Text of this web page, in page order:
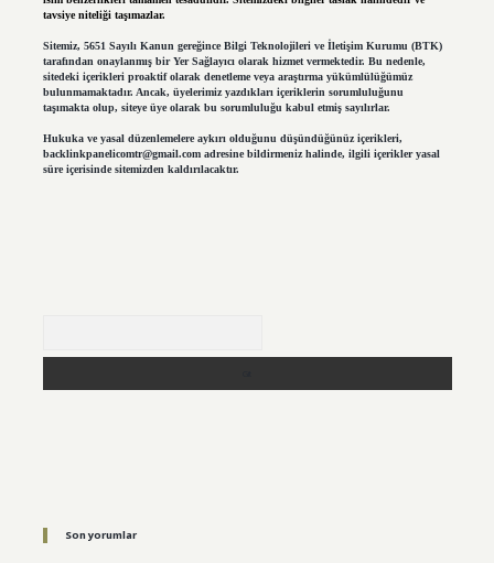
tavsiye niteliği taşımazlar.
Sitemiz, 5651 Sayılı Kanun gereğince Bilgi Teknolojileri ve İletişim Kurumu (BTK)
tarafından onaylanmış bir Yer Sağlayıcı olarak hizmet vermektedir. Bu nedenle,
sitedeki içerikleri proaktif olarak denetleme veya araştırma yükümlülüğümüz
bulunmamaktadır. Ancak, üyelerimiz yazdıkları içeriklerin sorumluluğunu
taşımakta olup, siteye üye olarak bu sorumluluğu kabul etmiş sayılırlar.
Hukuka ve yasal düzenlemelere aykırı olduğunu düşündüğünüz içerikleri,
backlinkpanelicomtr@gmail.comadresine bildirmeniz halinde, ilgili içerikler yasal
süre içerisinde sitemizden kaldırılacaktır.
Son yorumlar